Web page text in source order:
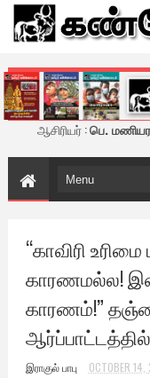
ஆசிரியர் :பெ.
“காவிரி
காரணமல்ல!
காரணம்!” தஞ்சை
இராகுல் பாபு OCTOBER 14,